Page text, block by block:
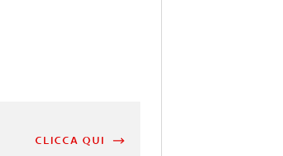
CLICCA QUI